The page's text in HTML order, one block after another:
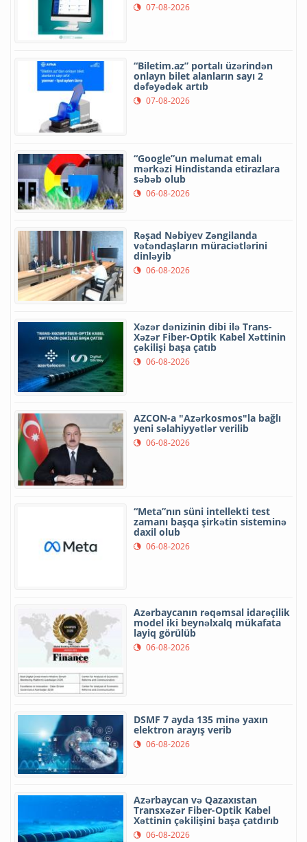
07-08-2026
“Biletim.az” portalı üzərindən
onlayn bilet alanların sayı 2
dəfəyədək artıb
07-08-2026
“Google”un məlumat emalı
mərkəzi Hindistanda etirazlara
səbəb olub
06-08-2026
Rəşad Nəbiyev Zəngilanda
vətəndaşların müraciətlərini
dinləyib
06-08-2026
Xəzər dənizinin dibi ilə Trans-
Xəzər Fiber-Optik Kabel Xəttinin
çəkilişi başa çatıb
06-08-2026
AZCON-a "Azərkosmos"la bağlı
yeni səlahiyyətlər verilib
06-08-2026
“Meta”nın süni intellekti test
zamanı başqa şirkətin sisteminə
daxil olub
06-08-2026
Azərbaycanın rəqəmsal idarəçilik
model iki beynəlxalq mükafata
layiq görülüb
06-08-2026
DSMF 7 ayda 135 minə yaxın
elektron arayış verib
06-08-2026
Azərbaycan və Qazaxıstan
Transxəzər Fiber-Optik Kabel
Xəttinin çəkilişini başa çatdırıb
06-08-2026